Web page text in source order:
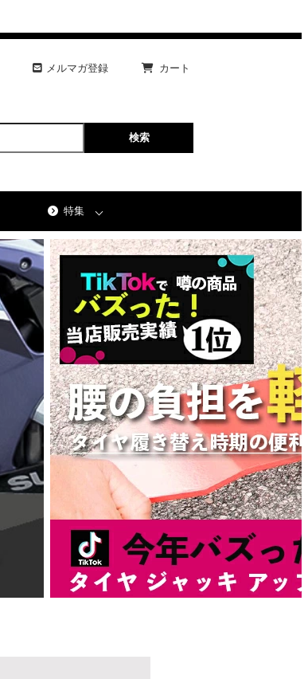
メルマガ登録 カート
特集